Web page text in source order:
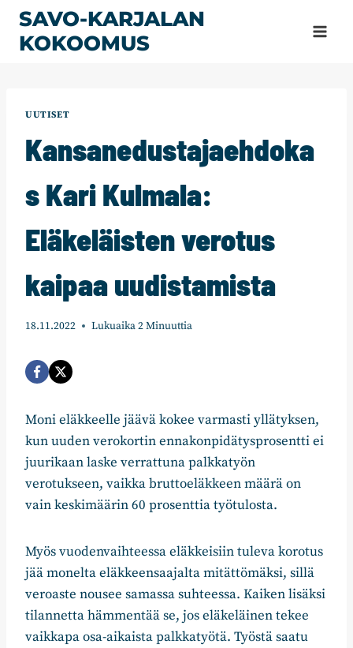
Siirry
sisältöön
SAVO-KARJALAN
KOKOOMUS
UUTISET
Kansanedustajaehdoka
s Kari Kulmala:
Eläkeläisten verotus
kaipaa uudistamista
18.11.2022 Lukuaika2Minuuttia
Moni eläkkeelle jäävä kokee varmasti yllätyksen,
kun uuden verokortin ennakonpidätysprosentti ei
juurikaan laske verrattuna palkkatyön
verotukseen, vaikka bruttoeläkkeen määrä on
vain keskimäärin 60 prosenttia työtulosta.
Myös vuodenvaihteessa eläkkeisiin tuleva korotus
jää monelta eläkkeensaajalta mitättömäksi, sillä
veroaste nousee samassa suhteessa. Kaiken lisäksi
tilannetta hämmentää se, jos eläkeläinen tekee
vaikkapa osa-aikaista palkkatyötä. Työstä saatu